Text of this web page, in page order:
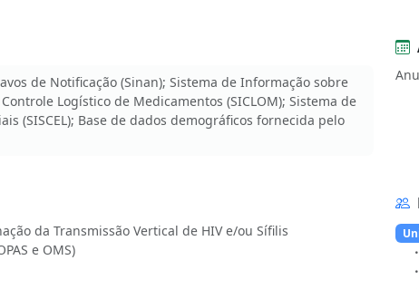
de Notificação (Sinan); Sistema de Informação sobre
Logístico de Medicamentos (SICLOM); Sistema de
(SISCEL); Base de dados demográficos fornecida pelo
da Transmissão Vertical de HIV e/ou Sífilis